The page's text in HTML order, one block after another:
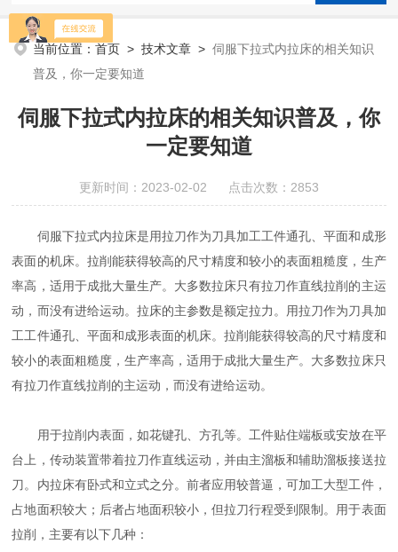
当前位置：首页 >技术文章 >伺服下拉式内拉床的相关知识
普及，你一定要知道
伺服下拉式内拉床的相关知识普及，你
一定要知道
更新时间：2023-02-02 点击次数：2853
伺服下拉式内拉床是用拉刀作为刀具加工工件通孔、平面和成形
表面的机床。拉削能获得较高的尺寸精度和较小的表面粗糙度，生产
率高，适用于成批大量生产。大多数拉床只有拉刀作直线拉削的主运
动，而没有进给运动。拉床的主参数是额定拉力。用拉刀作为刀具加
工工件通孔、平面和成形表面的机床。拉削能获得较高的尺寸精度和
较小的表面粗糙度，生产率高，适用于成批大量生产。大多数拉床只
有拉刀作直线拉削的主运动，而没有进给运动。
用于拉削内表面，如花键孔、方孔等。工件贴住端板或安放在平
台上，传动装置带着拉刀作直线运动，并由主溜板和辅助溜板接送拉
刀。内拉床有卧式和立式之分。前者应用较普逼，可加工大型工件，
占地面积较大；后者占地面积较小，但拉刀行程受到限制。用于表面
拉削，主要有以下几种：